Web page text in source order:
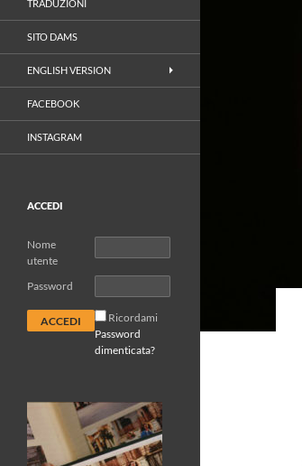
TRADUZIONI
SITO DAMS
ENGLISH VERSION
FACEBOOK
INSTAGRAM
ACCEDI
Nome
utente
Password
Ricordami
Password
dimenticata?